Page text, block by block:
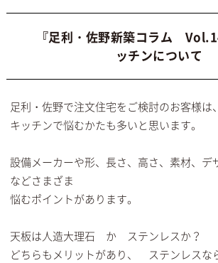
『足利・佐野新築コラム
ッチンについて
足利・佐野で注文住宅をご検討のお客様は、
キッチンで悩むかたも多いと思います。
設備メーカーや形、長さ、高さ、素材、デ
などさまざま
悩むポイントがあります。
天板は人造大理石 か ステンレスか？
どちらもメリットがあり、 ステンレス